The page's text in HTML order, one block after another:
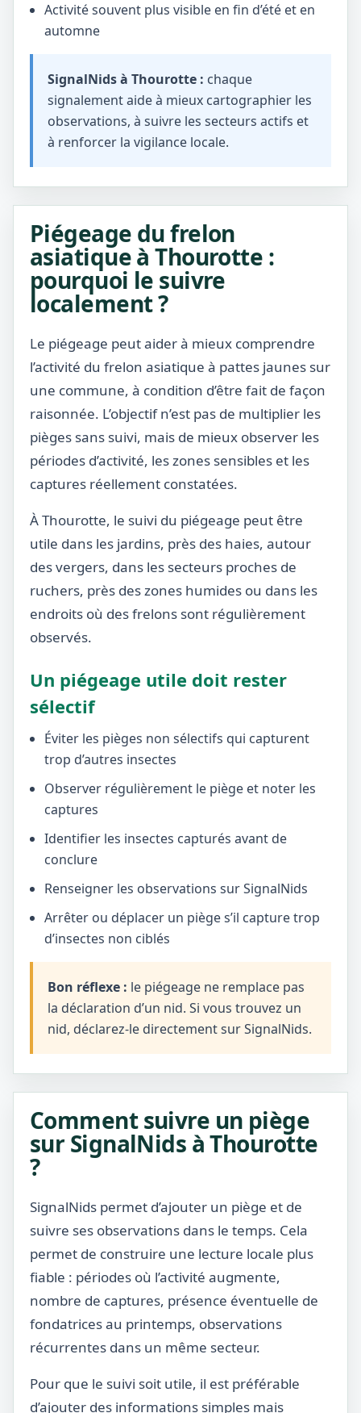
Activité souvent plus visible en fin d’été et en
automne
SignalNids à Thourotte : chaque
signalement aide à mieux cartographier les
observations, à suivre les secteurs actifs et
à renforcer la vigilance locale.
Piégeage du frelon
asiatique à Thourotte :
pourquoi le suivre
localement ?
Le piégeage peut aider à mieux comprendre
l’activité du frelon asiatique à pattes jaunes sur
une commune, à condition d’être fait de façon
raisonnée. L’objectif n’est pas de multiplier les
pièges sans suivi, mais de mieux observer les
périodes d’activité, les zones sensibles et les
captures réellement constatées.
À Thourotte, le suivi du piégeage peut être
utile dans les jardins, près des haies, autour
des vergers, dans les secteurs proches de
ruchers, près des zones humides ou dans les
endroits où des frelons sont régulièrement
observés.
Un piégeage utile doit rester
sélectif
Éviter les pièges non sélectifs qui capturent
trop d’autres insectes
Observer régulièrement le piège et noter les
captures
Identifier les insectes capturés avant de
conclure
Renseigner les observations sur SignalNids
Arrêter ou déplacer un piège s’il capture trop
d’insectes non ciblés
Bon réflexe : le piégeage ne remplace pas
la déclaration d’un nid. Si vous trouvez un
nid, déclarez-le directement sur SignalNids.
Comment suivre un piège
sur SignalNids à Thourotte
?
SignalNids permet d’ajouter un piège et de
suivre ses observations dans le temps. Cela
permet de construire une lecture locale plus
fiable : périodes où l’activité augmente,
nombre de captures, présence éventuelle de
fondatrices au printemps, observations
récurrentes dans un même secteur.
Pour que le suivi soit utile, il est préférable
d’ajouter des informations simples mais